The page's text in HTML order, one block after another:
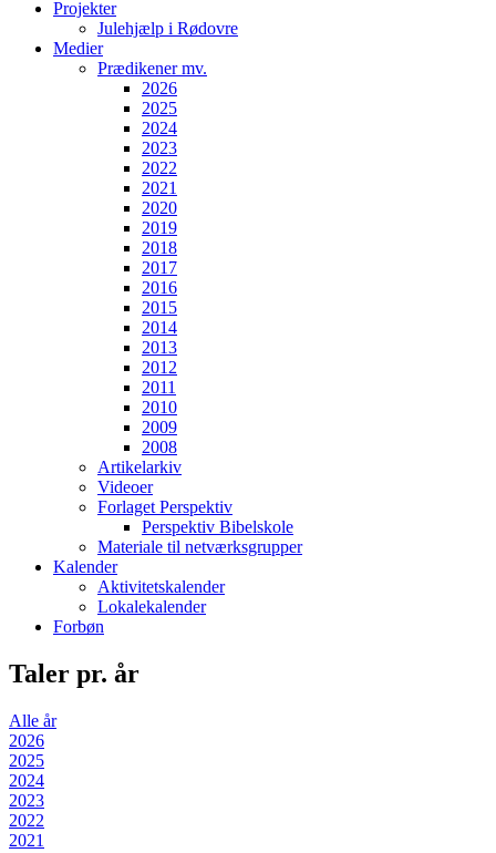
Projekter
Julehjælp i Rødovre
Medier
Prædikener mv.
2026
2025
2024
2023
2022
2021
2020
2019
2018
2017
2016
2015
2014
2013
2012
2011
2010
2009
2008
Artikelarkiv
Videoer
Forlaget Perspektiv
Perspektiv Bibelskole
Materiale til netværksgrupper
Kalender
Aktivitetskalender
Lokalekalender
Forbøn
Taler pr. år
Alle år
2026
2025
2024
2023
2022
2021